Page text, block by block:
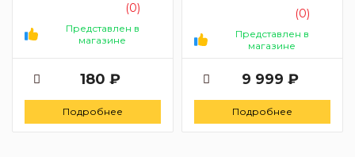
(0)
Представлен в
магазине
180 ₽
Подробнее
насадка, патрон 16мм)(0)
Представлен в
магазине
9 999 ₽
Подробнее